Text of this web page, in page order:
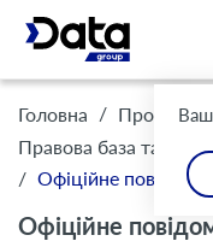
Головна / Про
Правова база та
/ Офіційне
Офіційне